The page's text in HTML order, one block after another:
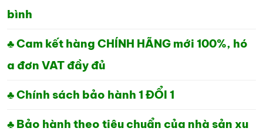
bình
♣ Cam kết hàng CHÍNH HÃNG mới 100%, hó
a đơn VAT đầy đủ
♣ Chính sách bảo hành 1 ĐỔI 1
♣ Bảo hành theo tiêu chuẩn của nhà sản xu